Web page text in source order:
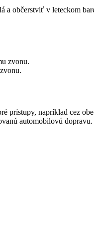
občerstviť v leteckom
prístupy, napríklad cez
automobilovú dopravu.